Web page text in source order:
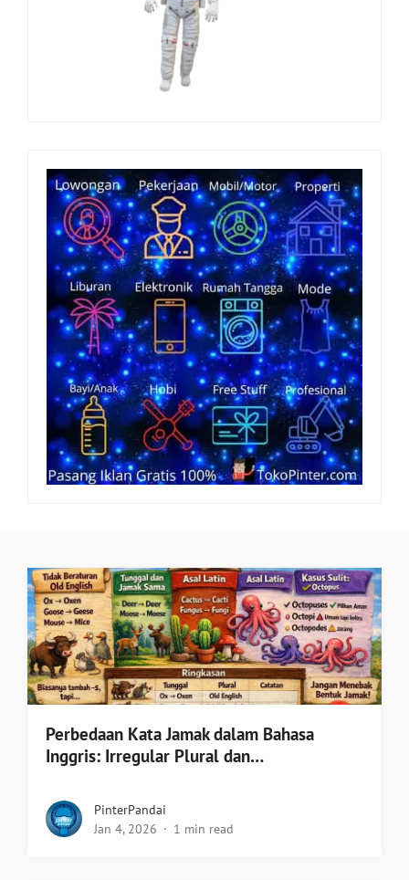
Perbedaan Kata Jamak dalam Bahasa
Inggris: Irregular Plural dan…
PinterPandai
Jan 4, 2026
1 min read